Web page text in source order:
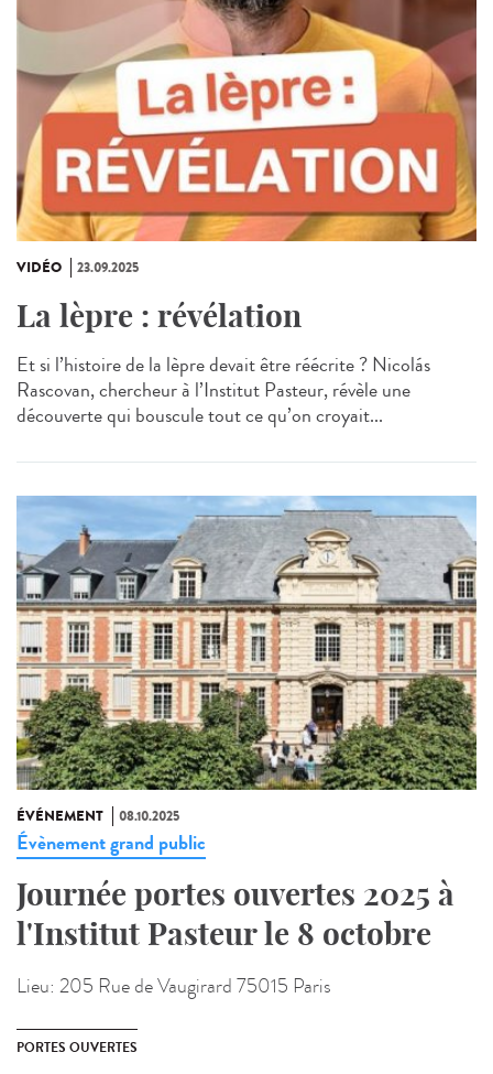
VIDÉO 23.09.2025
La lèpre : révélation
Et si l’histoire de la lèpre devait être réécrite ? Nicolás
Rascovan, chercheur à l’Institut Pasteur, révèle une
découverte qui bouscule tout ce qu’on croyait...
ÉVÉNEMENT 08.10.2025
Évènement grand public
Journée portes ouvertes 2025 à
l'Institut Pasteur le 8 octobre
Lieu: 205 Rue de Vaugirard 75015 Paris
PORTES OUVERTES